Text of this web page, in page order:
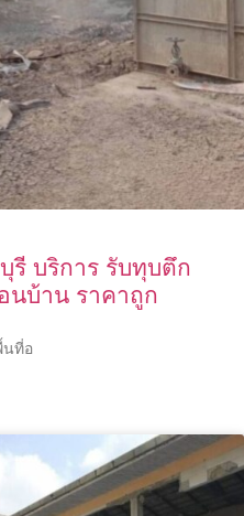
รี บริการ รับทุบตึก
นบ้าน ราคาถูก
นที่อ